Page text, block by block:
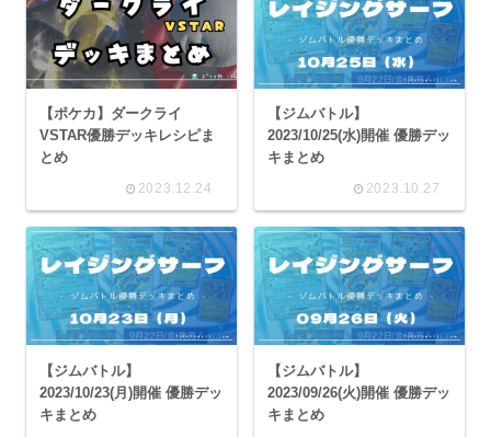
【ポケカ】ダークライ
VSTAR優勝デッキレシピま
とめ
2023.12.24
【ジムバトル】
2023/10/25(水)開催 優勝デッ
キまとめ
2023.10.27
【ジムバトル】
2023/10/23(月)開催 優勝デッ
キまとめ
【ジムバトル】
2023/09/26(火)開催 優勝デッ
キまとめ